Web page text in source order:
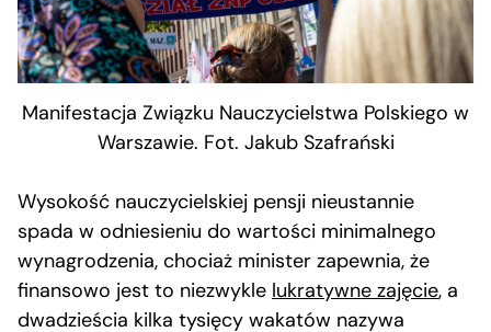
Manifestacja Związku Nauczycielstwa Polskiego w
Warszawie. Fot. Jakub Szafrański
Wysokość nauczycielskiej pensji nieustannie
spada w odniesieniu do wartości minimalnego
wynagrodzenia, chociaż minister zapewnia, że
finansowo jest to niezwykle lukratywne zajęcie, a
dwadzieścia kilka tysięcy wakatów nazywa